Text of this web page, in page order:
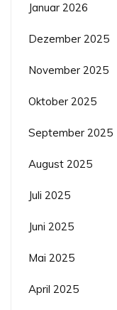
Januar 2026
Dezember 2025
November 2025
Oktober 2025
September 2025
August 2025
Juli 2025
Juni 2025
Mai 2025
April 2025